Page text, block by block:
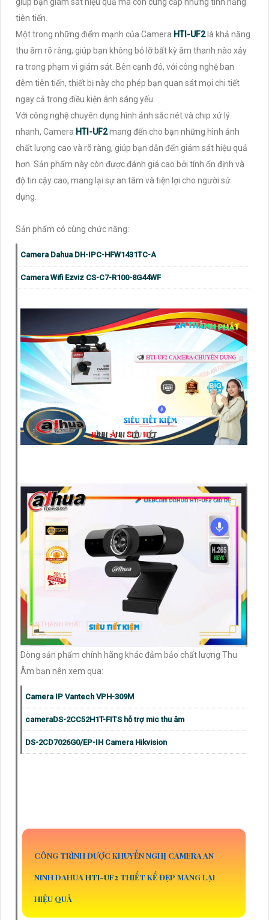
giúp bạn giám sát hiệu quả mà còn cung cấp những tính năng
tiên tiến.
Một trong những điểm mạnh của Camera HTI-UF2 là khả năng
thu âm rõ ràng, giúp bạn không bỏ lỡ bất kỳ âm thanh nào xảy
ra trong phạm vi giám sát. Bên cạnh đó, với công nghệ ban
đêm tiên tiến, thiết bị này cho phép bạn quan sát mọi chi tiết
ngay cả trong điều kiện ánh sáng yếu.
Với công nghệ chuyên dụng hình ảnh sắc nét và chip xử lý
nhanh, Camera HTI-UF2mang đến cho bạn những hình ảnh
chất lượng cao và rõ ràng, giúp bạn dẫn đến giám sát hiệu quả
hơn. Sản phẩm này còn được đánh giá cao bởi tính ổn định và
độ tin cậy cao, mang lại sự an tâm và tiện lợi cho người sử
dụng.
Sản phẩm có cùng chức năng:
Camera Dahua DH-IPC-HFW1431TC-A
Camera Wifi Ezviz CS-C7-R100-8G44WF
Dòng sản phẩm chính hãng khác đảm bảo chất lượng Thu
Âm bạn nên xem qua:
Camera IP Vantech VPH-309M
cameraDS-2CC52H1T-FITS hỗ trợ mic thu âm
DS-2CD7026G0/EP-IH Camera Hikvision
CÔNG TRÌNH ĐƯỢC KHUYẾN NGHỊ CAMERA AN
NINH DAHUA HTI-UF2 THIẾT KẾ ĐẸP MANG LẠI
HIỆU QUẢ